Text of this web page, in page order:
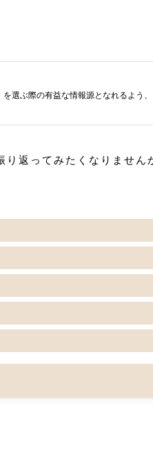
選ぶ際の有益な情報源となれるよう、
り返ってみたくなりません